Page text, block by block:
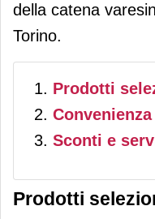
della catena
Torino.
Prodotti
Sconti e
Prodotti